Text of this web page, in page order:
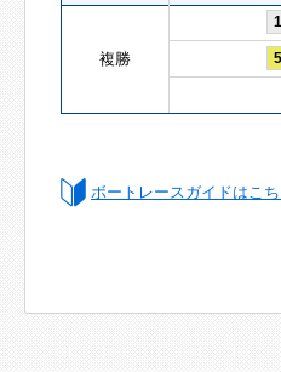
複勝
1
5
ボートレースガイドはこち